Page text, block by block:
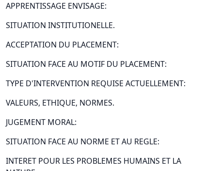
APPRENTISSAGE ENVISAGE:
SITUATION INSTITUTIONELLE.
ACCEPTATION DU PLACEMENT:
SITUATION FACE AU MOTIF DU PLACEMENT:
TYPE D'INTERVENTION REQUISE ACTUELLEMENT:
VALEURS, ETHIQUE, NORMES.
JUGEMENT MORAL:
SITUATION FACE AU NORME ET AU REGLE:
INTERET POUR LES PROBLEMES HUMAINS ET LA